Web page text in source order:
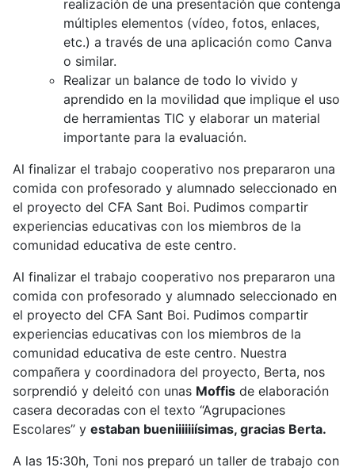
realización de una presentación que contenga
múltiples elementos (vídeo, fotos, enlaces,
etc.) a través de una aplicación como Canva
o similar.
Realizar un balance de todo lo vivido y
aprendido en la movilidad que implique el uso
de herramientas TIC y elaborar un material
importante para la evaluación.
Al finalizar el trabajo cooperativo nos prepararon una
comida con profesorado y alumnado seleccionado en
el proyecto del CFA Sant Boi. Pudimos compartir
experiencias educativas con los miembros de la
comunidad educativa de este centro.
Al finalizar el trabajo cooperativo nos prepararon una
comida con profesorado y alumnado seleccionado en
el proyecto del CFA Sant Boi. Pudimos compartir
experiencias educativas con los miembros de la
comunidad educativa de este centro. Nuestra
compañera y coordinadora del proyecto, Berta, nos
sorprendió y deleitó con unas Moffis de elaboración
casera decoradas con el texto “Agrupaciones
Escolares” y estaban bueniiiiiiísimas, gracias Berta.
A las 15:30h, Toni nos preparó un taller de trabajo con